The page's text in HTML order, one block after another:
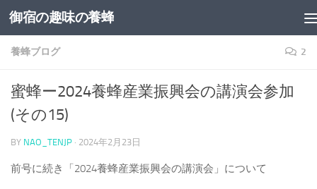
コンテンツへスキップ
御宿の趣味の養蜂
養蜂ブログ 2
蜜蜂ー2024養蜂産業振興会の講演会参加
(その15)
BY NAO_TENJP · 2024年2月23日
前号に続き「2024養蜂産業振興会の講演会」について